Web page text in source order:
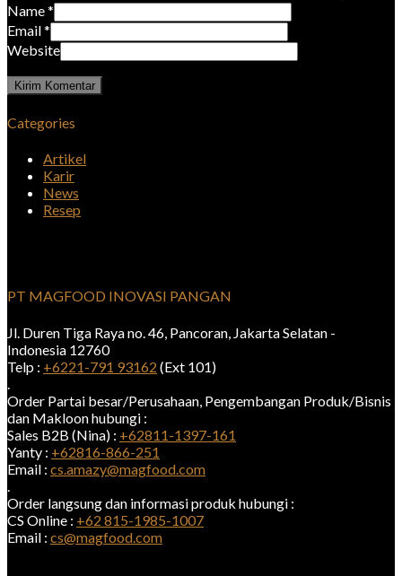
Name*
Email*
Website
Categories
Artikel
Karir
News
Resep
PT MAGFOOD INOVASI PANGAN
Jl. Duren Tiga Raya no. 46, Pancoran, Jakarta Selatan -
Indonesia 12760
Telp : +6221-791 93162 (Ext 101)
Order Partai besar/Perusahaan, Pengembangan Produk/Bisnis
dan Makloon hubungi :
Sales B2B (Nina) : +62811-1397-161
Yanty : +62816-866-251
Email : cs.amazy@magfood.com
Order langsung dan informasi produk hubungi :
CS Online : +62 815-1985-1007
Email : cs@magfood.com